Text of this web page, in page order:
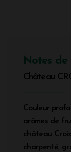
Notes
Château
Couleur
arômes de
château
charpenté,